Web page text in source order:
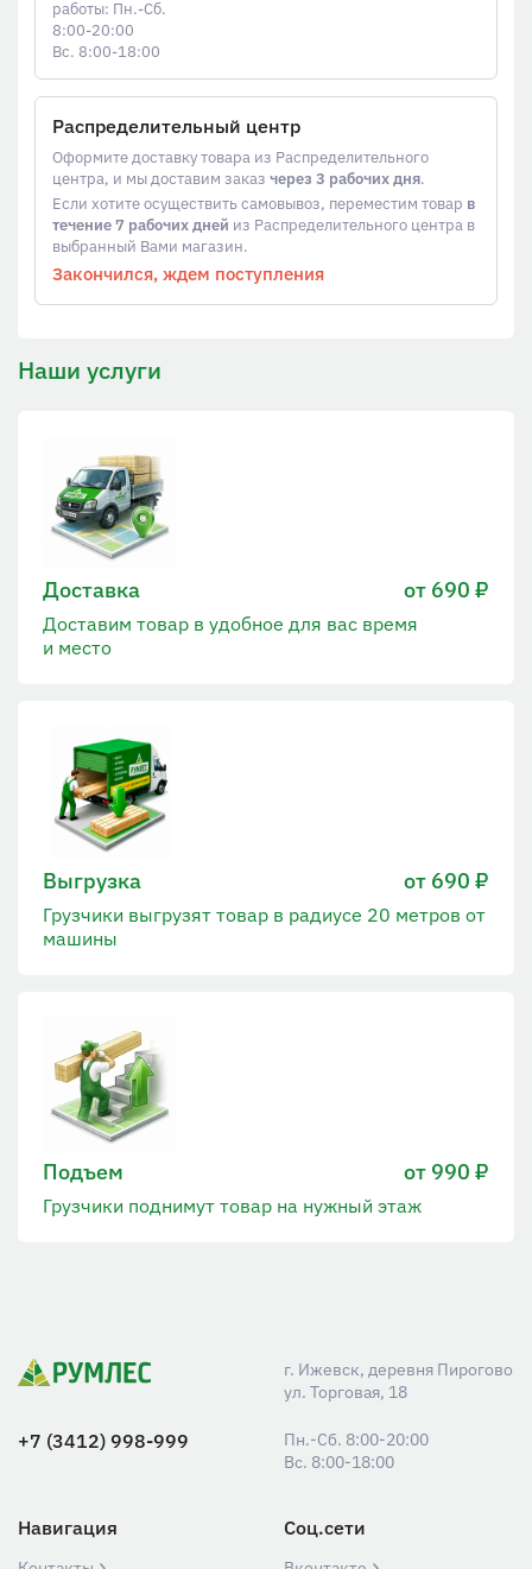
работы: Пн.-Сб.
8:00-20:00
Вс. 8:00-18:00
Распределительный центр
Оформите доставку товара из Распределительного
центра, и мы доставим заказ через 3 рабочих дня.
Если хотите осуществить самовывоз, переместим товар в
течение 7 рабочих дней из Распределительного центра в
выбранный Вами магазин.
Закончился, ждем поступления
Наши услуги
Доставка от 690 ₽
Доставим товар в удобное для вас время
и место
Выгрузка от 690 ₽
Грузчики выгрузят товар в радиусе 20 метров от
машины
Подъем от 990 ₽
Грузчики поднимут товар на нужный этаж
г. Ижевск, деревня Пирогово
ул. Торговая, 18
+7 (3412) 998-999
Пн.-Сб. 8:00-20:00
Вс. 8:00-18:00
Навигация Соц.сети